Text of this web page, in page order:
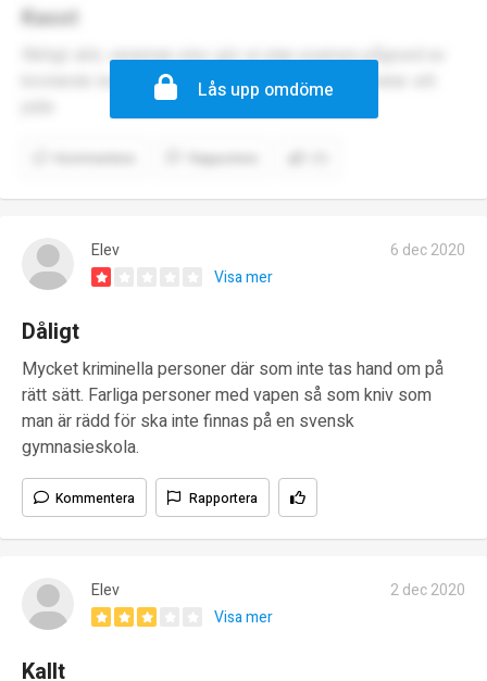
Kasst
Riktigt skit, varannan elev gör ut utan examen pågrund av
bristande ledning och omotiverade lärare som hatar sitt
Lås upp omdöme
Elev
6 dec 2020
Visa mer
Dåligt
Mycket kriminella personer där som inte tas hand om på
rätt sätt. Farliga personer med vapen så som kniv som
man är rädd för ska inte finnas på en svensk
gymnasieskola.
Kommentera Rapportera
Elev
2 dec 2020
Visa mer
Kallt